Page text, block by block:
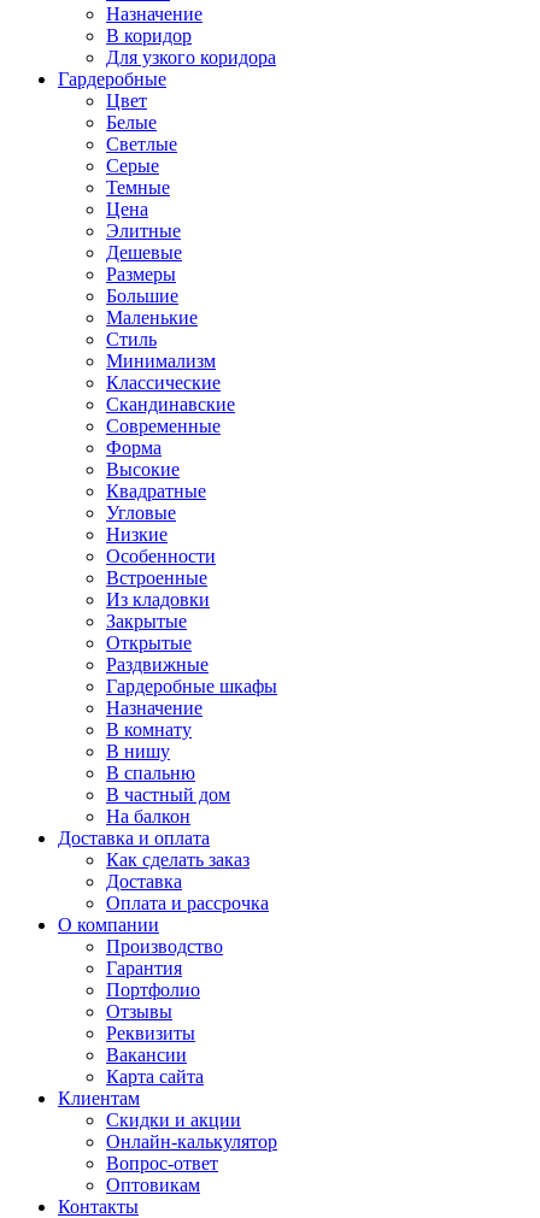
Назначение
В коридор
Для узкого коридора
Гардеробные
Цвет
Белые
Светлые
Серые
Темные
Цена
Элитные
Дешевые
Размеры
Большие
Маленькие
Стиль
Минимализм
Классические
Скандинавские
Современные
Форма
Высокие
Квадратные
Угловые
Низкие
Особенности
Встроенные
Из кладовки
Закрытые
Открытые
Раздвижные
Гардеробные шкафы
Назначение
В комнату
В нишу
В спальню
В частный дом
На балкон
Доставка и оплата
Как сделать заказ
Доставка
Оплата и рассрочка
О компании
Производство
Гарантия
Портфолио
Отзывы
Реквизиты
Вакансии
Карта сайта
Клиентам
Скидки и акции
Онлайн-калькулятор
Вопрос-ответ
Оптовикам
Контакты